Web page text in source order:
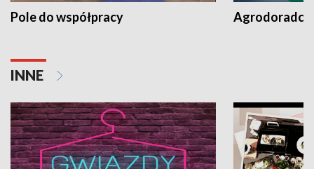
Pole do współpracy Agrodoradcy
INNE